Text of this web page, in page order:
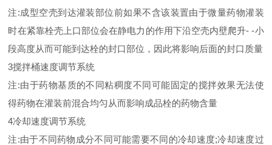
注:成型空壳到达灌装部位前如果不含该装置由于微量药物灌装
时在紧靠栓壳上口部位会在静电力的作用下沿空壳内壁爬升- -小
段高度从而可能到达栓的封口部位，因此将影响后面的封口质量
3搅拌桶速度调节系统
注:由于药物基质的不同粘稠度不同可能固定的搅拌效果无法使
得药物在灌装前混合均匀从而影响成品栓的药物含量
4冷却速度调节系统
注:由于不同药物成分不同可能需要不同的冷却速度;冷却速度过